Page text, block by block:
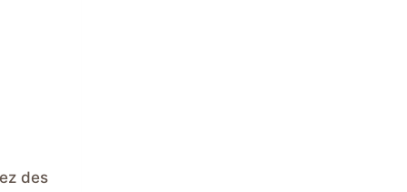
des